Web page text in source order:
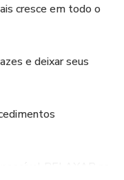
cresce em todo o
e deixar seus